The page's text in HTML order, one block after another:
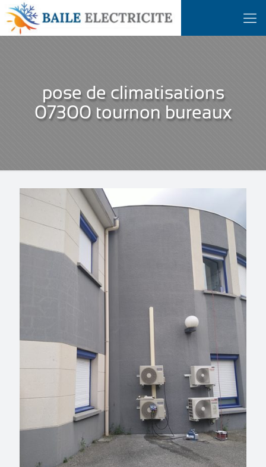
pose de climatisations
07300 tournon bureaux